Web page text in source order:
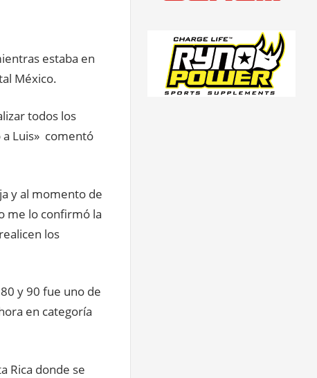
estaba en
México.
todos los
Luis» comentó
y al momento de
me lo confirmó la
los
y 90 fue uno de
en categoría
Rica donde se